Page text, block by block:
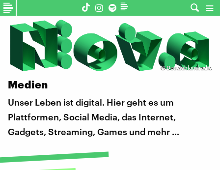
©Deutschlandradio
Medien
Unser Leben ist digital. Hier geht es um
Plattformen, Social Media, das Internet,
Gadgets, Streaming, Games und mehr …